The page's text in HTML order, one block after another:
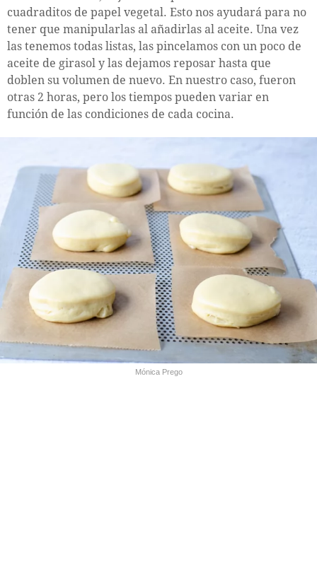
cuadraditos de papel vegetal. Esto nos ayudará para no
tener que manipularlas al añadirlas al aceite. Una vez
las tenemos todas listas, las pincelamos con un poco de
aceite de girasol y las dejamos reposar hasta que
doblen su volumen de nuevo. En nuestro caso, fueron
otras 2 horas, pero los tiempos pueden variar en
función de las condiciones de cada cocina.
Mónica Prego